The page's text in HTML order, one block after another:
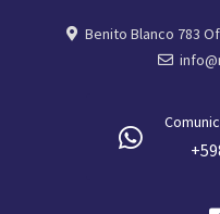
Benito Blanco 783